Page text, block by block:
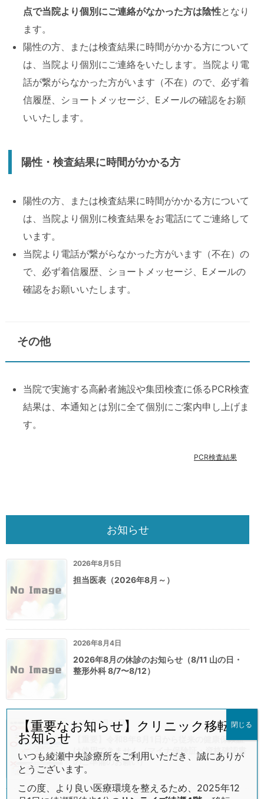
点で当院より個別にご連絡がなかった方は陰性となり
ます。
陽性の方、または検査結果に時間がかかる方について
は、当院より個別にご連絡をいたします。当院より電
話が繋がらなかった方がいます（不在）ので、必ず着
信履歴、ショートメッセージ、Eメールの確認をお願
いいたします。
陽性・検査結果に時間がかかる方
陽性の方、または検査結果に時間がかかる方について
は、当院より個別に検査結果をお電話にてご連絡して
います。
当院より電話が繋がらなかった方がいます（不在）の
で、必ず着信履歴、ショートメッセージ、Eメールの
確認をお願いいたします。
その他
当院で実施する高齢者施設や集団検査に係るPCR検査
結果は、本通知とは別に全て個別にご案内申し上げま
す。
PCR検査結果
お知らせ
2026年8月5日
担当医表（2026年8月～）
2026年8月4日
2026年8月の休診のお知らせ（8/11 山の日・
整形外科 8/7〜8/12）
2026年7月26日
【重要】令和8年8月1日から従来の健康保険証
は使用できません（マイナ保険証・資格確認書
のご準備のお願い）
【重要なお知らせ】クリニック移転の
お知らせ
いつも綾瀬中央診療所をご利用いただき、誠にありが
とうございます。
この度、より良い医療環境を整えるため、2025年12
閉じる